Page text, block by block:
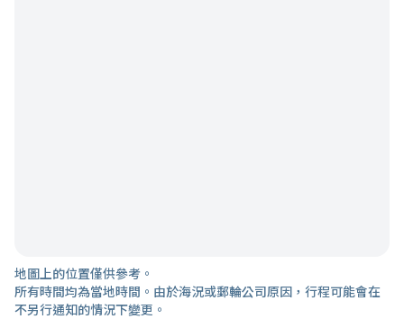
地圖上的位置僅供參考。
所有時間均為當地時間。由於海況或郵輪公司原因，行程可能會在
不另行通知的情況下變更。